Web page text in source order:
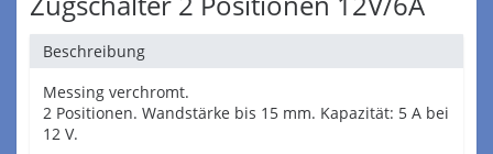
Beschreibung
Messing verchromt.
2 Positionen. Wandstärke bis 15 mm. Kapazität: 5 A bei
12 V.